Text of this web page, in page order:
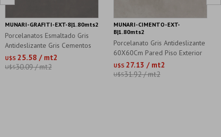
Porcelanatos Esmaltado Gris
Antideslizante Gris Cementos
U$S 25.58 / mt2
U$S30.09 / mt2
MUNARI-GRAFITI-EXT-8|1.80mts2
Porcelanato Gris Antideslizante
60X60Cm Pared Piso Exterior
U$S 27.13 / mt2
U$S31.92 / mt2
MUNARI-CIMENTO-EXT-
B|1.80mts2